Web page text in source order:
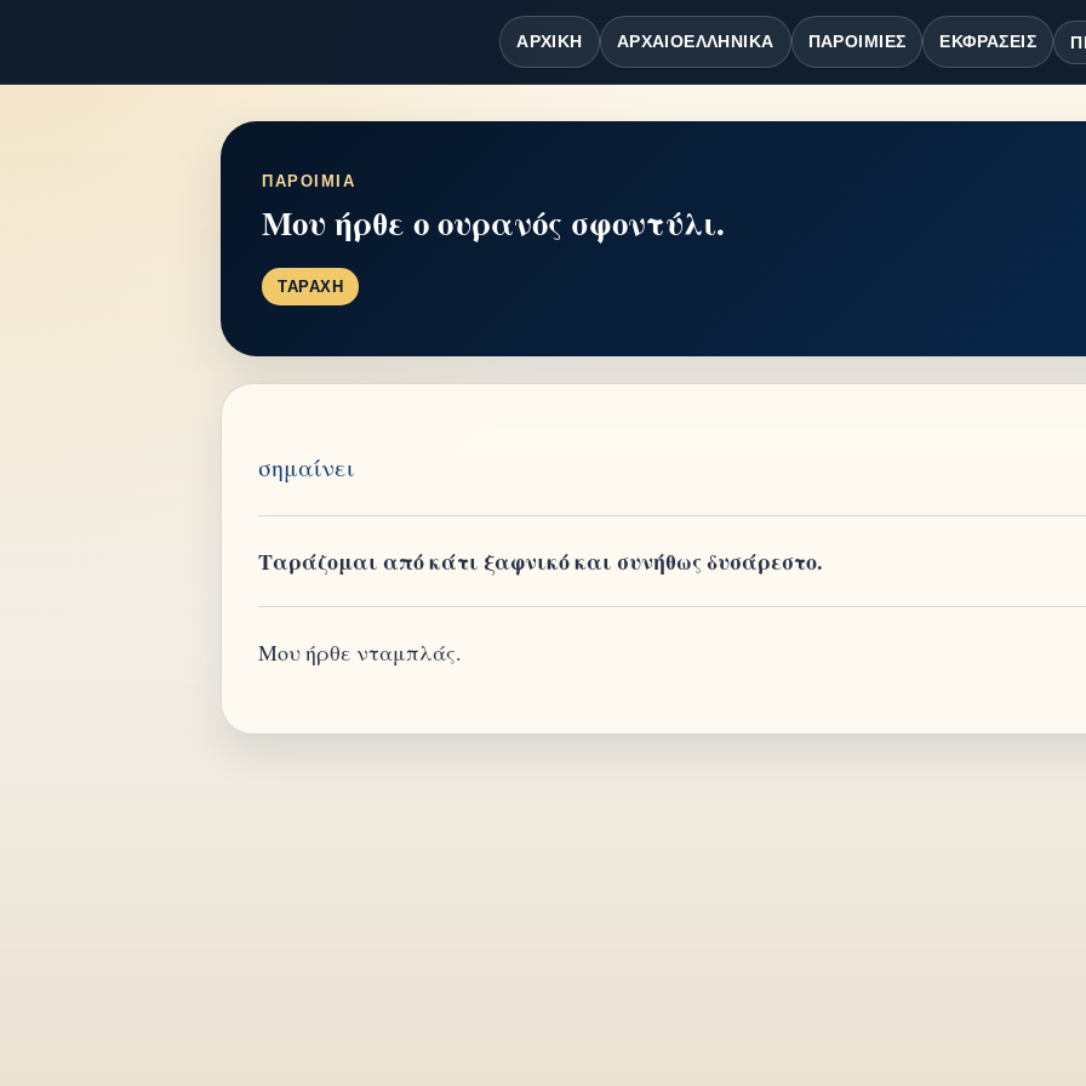
ΑΡΧΙΚΉ ΑΡΧΑΙΟΕΛΛΗΝΙΚΆ ΠΑΡΟΙΜΊΕΣ ΕΚΦΡΆΣΕΙΣ
ΠΑΡΟΙΜΙΑ
Μου ήρθε ο ουρανός σφοντύλι.
ΤΑΡΑΧΗ
σημαίνει
Ταράζομαι από κάτι ξαφνικό και συνήθως δυσάρεστο.
Μου ήρθε νταμπλάς.